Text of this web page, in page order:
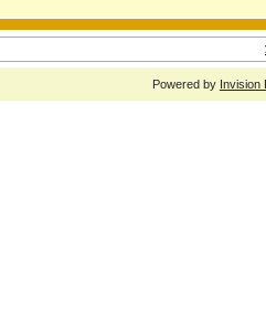
Powered by Invision